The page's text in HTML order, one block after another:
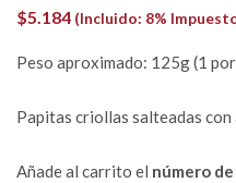
$5.184 (Incluido: 8%
Peso aproximado: 125g (1
Papitas criollas salteadas con
Añade al carrito el número